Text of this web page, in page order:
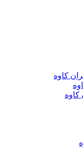
کاوه
کاوه